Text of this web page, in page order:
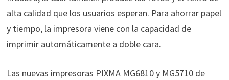
alta calidad que los usuarios esperan. Para ahorrar papel
y tiempo, la impresora viene con la capacidad de
imprimir automáticamente a doble cara.
Las nuevas impresoras PIXMA MG6810 y MG5710 de